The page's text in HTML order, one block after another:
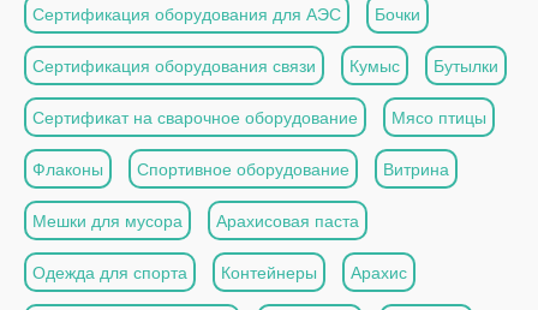
Сертификация оборудования для АЭС Бочки
Сертификация оборудования связи Кумыс Бутылки
Сертификат на сварочное оборудование Мясо птицы
Флаконы Спортивное оборудование Витрина
Мешки для мусора Арахисовая паста
Одежда для спорта Контейнеры Арахис